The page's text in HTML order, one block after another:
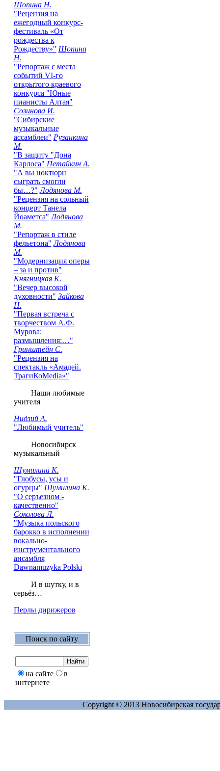
Шопина Н.
"Рецензия на
ежегодный конкурс-
фестиваль «От
рождества к
Рождеству»" Шопина
Н.
"Репортаж с места
событий VI-го
открытого краевого
конкурса "Юные
пианисты Алтая"
Созинова И.
"Сибирские
музыкальные
ассамблеи" Рузанкина
М.
"В защиту "Дона
Карлоса" Петайкин А.
"А вы ноктюрн
сыграть смогли
бы…?" Лодянова М.
"Рецензия на сольный
концерт Танела
Йоаметса" Лодянова
М.
"Репортаж в стиле
фельетона" Лодянова
М.
"Модернизация оперы
– за и против"
Княгницкая К.
"Вечер высокой
духовности" Зайкова
Н.
"Первая встреча с
творчеством А.Ф.
Мурова:
размышления:…"
Гринштейн С.
"Рецензия на
cпектакль «Амадей.
ТрагиКоMedia»"
Наши любимые
учителя
Нидзий А.
"Любимый учитель"
Новосибирск
музыкальный
Шумилина К.
"Глобусы, усы и
огурцы" Шумилина К.
"О серъезном -
качественно"
Соколова Л.
"Музыка польского
барокко в исполнении
вокально-
инструментального
ансамбля
Dawnamuzyka Polski
И в шутку, и в
серьёз…
Перлы дирижеров
Поиск по сайту
на сайте
в
интернете
Copyright © 2013 Новосибирская